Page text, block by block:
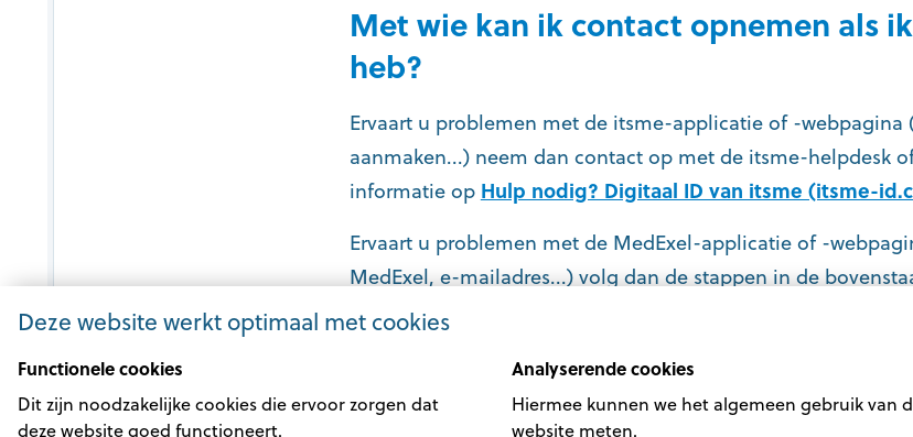
Met wie kan ik contact opnemen als
heb?
Ervaart u problemen met de itsme-applicatie of -webpagina
aanmaken...) neem dan contact op met de itsme-helpdesk
informatie op Hulp nodig? Digitaal ID van itsme (itsme-
Ervaart u problemen met de MedExel-applicatie of -
MedExel, e-mailadres...) volg dan de stappen in de
kan u
contact met ons opnemen
Deze website werkt optimaal met cookies
Functionele cookies
Dit zijn noodzakelijke cookies die ervoor zorgen dat
deze website goed functioneert.
Analyserende cookies
Hiermee kunnen we het algemeen gebruik van
website meten.